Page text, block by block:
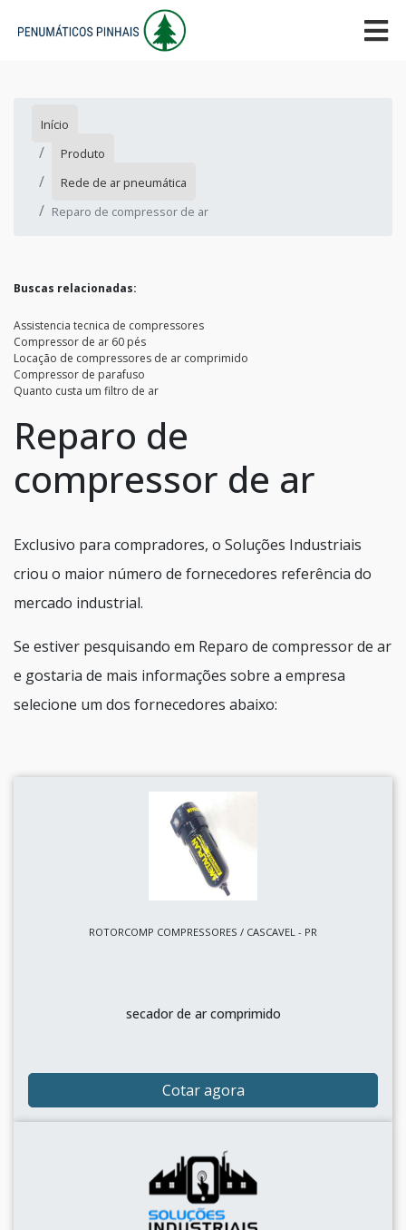
Início
Produto
Rede de ar pneumática
Reparo de compressor de ar
Buscas relacionadas:
Assistencia tecnica de compressores
Compressor de ar 60 pés
Locação de compressores de ar comprimido
Compressor de parafuso
Quanto custa um filtro de ar
Reparo de
compressor de ar
Exclusivo para compradores, o Soluções Industriais
criou o maior número de fornecedores referência do
mercado industrial.
Se estiver pesquisando em Reparo de compressor de ar
e gostaria de mais informações sobre a empresa
selecione um dos fornecedores abaixo:
ROTORCOMP COMPRESSORES / CASCAVEL - PR
secador de ar comprimido
Cotar agora